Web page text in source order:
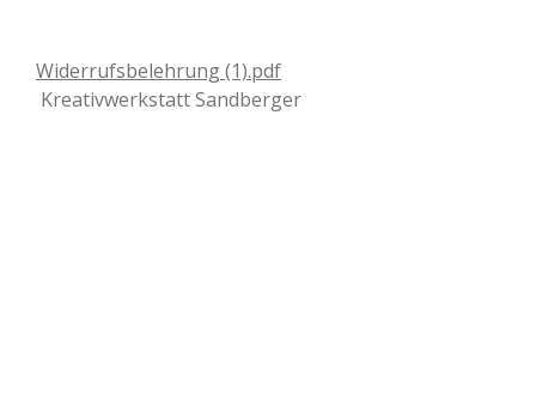
Widerrufsbelehrung (1).pdf
Kreativwerkstatt Sandberger